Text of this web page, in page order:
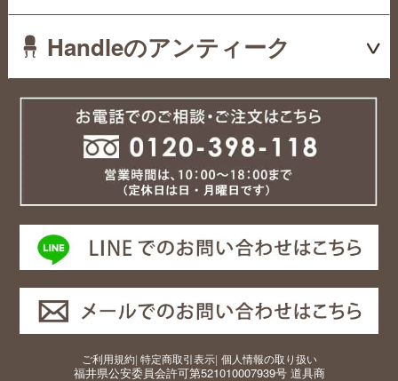
Handleのアンティーク
ご利用規約| 特定商取引表示| 個人情報の取り扱い
福井県公安委員会許可第521010007939号 道具商